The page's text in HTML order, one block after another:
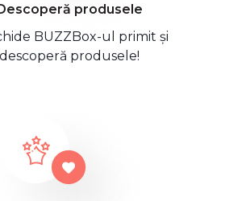
produsele
BUZZBox-ul primit și
descoperă produsele!